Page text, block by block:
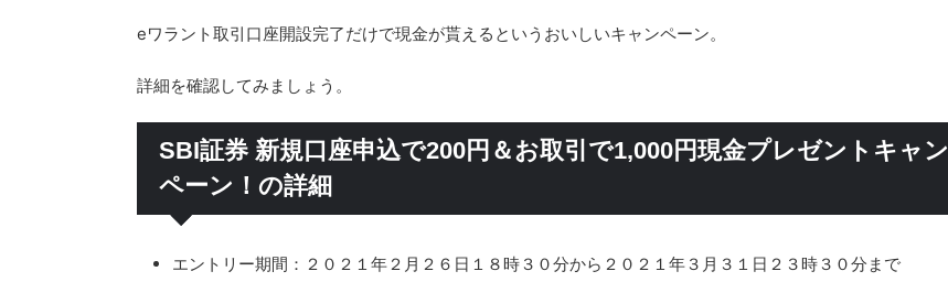
eワラント取引口座開設完了だけで現金が貰えるというおいしいキャンペーン。
詳細を確認してみましょう。
SBI証券 新規口座申込で200円＆お取引で1,000円現金プレゼントキャン
ペーン！の詳細
エントリー期間：２０２１年２月２６日１８時３０分から２０２１年３月３１日２３時３０分まで